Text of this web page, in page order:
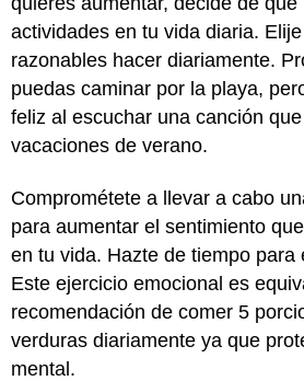
actividades en tu vida diaria.
razonables hacer diariamente.
puedas caminar por la playa,
feliz al escuchar una canción
vacaciones de verano.
Comprométete a llevar a cabo
para aumentar el sentimiento
en tu vida. Hazte de tiempo para
Este ejercicio emocional es
recomendación de comer 5
verduras diariamente ya que
mental.